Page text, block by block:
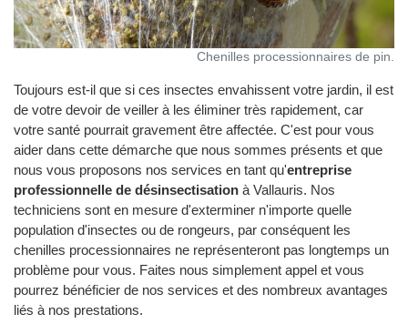
Chenilles processionnaires de pin.
Toujours est-il que si ces insectes envahissent votre jardin, il est
de votre devoir de veiller à les éliminer très rapidement, car
votre santé pourrait gravement être affectée. C'est pour vous
aider dans cette démarche que nous sommes présents et que
nous vous proposons nos services en tant qu'entreprise
professionnelle de désinsectisation à Vallauris. Nos
techniciens sont en mesure d'exterminer n'importe quelle
population d'insectes ou de rongeurs, par conséquent les
chenilles processionnaires ne représenteront pas longtemps un
problème pour vous. Faites nous simplement appel et vous
pourrez bénéficier de nos services et des nombreux avantages
liés à nos prestations.